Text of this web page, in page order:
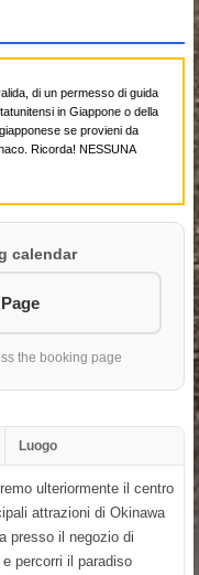
di un permesso di guida
in Giappone o della
se provieni da
Ricorda! NESSUNA
calendar
the booking page
Luogo
ulteriormente il centro
attrazioni di Okinawa
presso il negozio di
percorri il paradiso